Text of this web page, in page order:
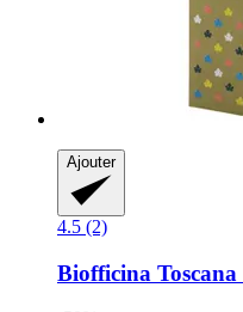
Ajouter
4.5 (2)
Biofficina Toscana